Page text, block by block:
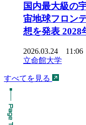
国内最大級の
宙地球フロン
想を発表 2028
2026.03.24 11:06
立命館大学
すべてを見る